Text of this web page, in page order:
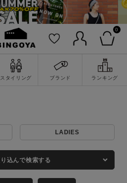
0
スタイリング ブランド ランキング
詳細検索
LADIES
込んで検索する